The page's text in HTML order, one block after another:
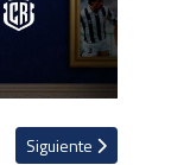
sanción tras ser
Artículo siguiente:
Siguiente